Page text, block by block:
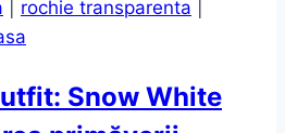
rochie transparenta
Snow White